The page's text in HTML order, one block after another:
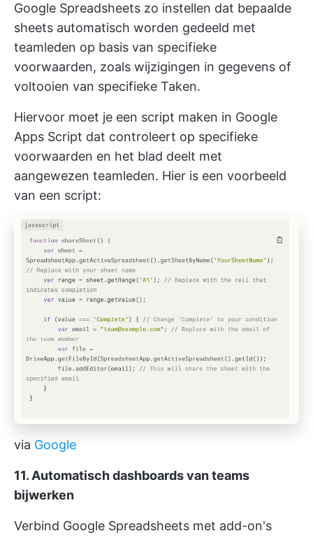
Google Spreadsheets zo instellen dat bepaalde
sheets automatisch worden gedeeld met
teamleden op basis van specifieke
voorwaarden, zoals wijzigingen in gegevens of
voltooien van specifieke Taken.
Hiervoor moet je een script maken in Google
Apps Script dat controleert op specifieke
voorwaarden en het blad deelt met
aangewezen teamleden. Hier is een voorbeeld
van een script:
via Google
11. Automatisch dashboards van teams
bijwerken
Verbind Google Spreadsheets met add-on's